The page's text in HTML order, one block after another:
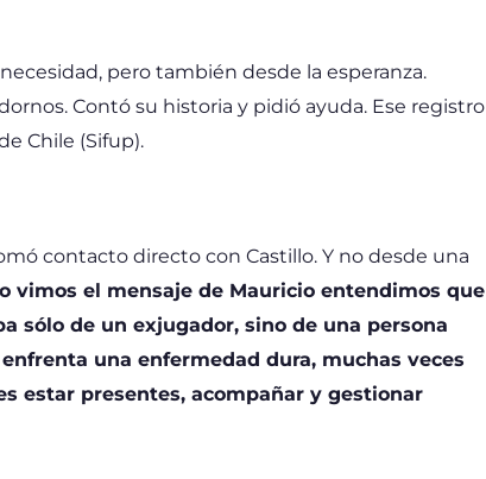
pero también desde la esperanza.
Contó su historia y pidió ayuda. Ese registro
Chile (Sifup).
contacto directo con Castillo. Y no desde una
vimos el mensaje de Mauricio entendimos que
sólo de un exjugador, sino de una persona
una enfermedad dura, muchas veces
estar presentes, acompañar y gestionar